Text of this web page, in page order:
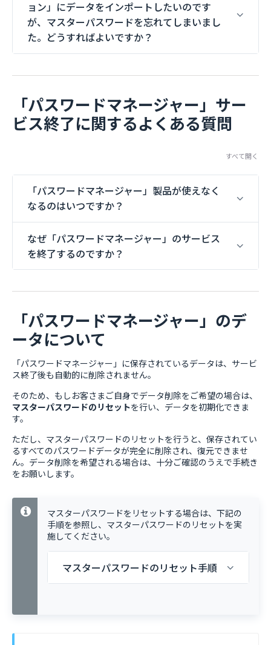
ョン」にデータをインポートしたいのです
が、マスターパスワードを忘れてしまいまし
た。どうすればよいですか？
「パスワードマネージャー」サー
ビス終了に関するよくある質問
すべて開く
「パスワードマネージャー」製品が使えなく
なるのはいつですか？
なぜ「パスワードマネージャー」のサービス
を終了するのですか？
「パスワードマネージャー」のデ
ータについて
「パスワードマネージャー」に保存されているデータは、サービ
ス終了後も自動的に削除されません。
そのため、もしお客さまご自身でデータ削除をご希望の場合は、
マスターパスワードのリセットを行い、データを初期化できま
す。
ただし、マスターパスワードのリセットを行うと、保存されてい
るすべてのパスワードデータが完全に削除され、復元できませ
ん。データ削除を希望される場合は、十分ご確認のうえで手続き
をお願いします。
マスターパスワードをリセットする場合は、下記の
手順を参照し、マスターパスワードのリセットを実
施してください。
マスターパスワードのリセット手順